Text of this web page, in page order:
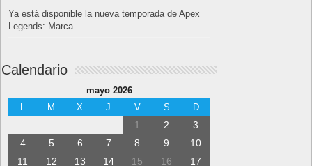
Ya está disponible la nueva temporada de Apex
Legends: Marca
Calendario
mayo 2026
L
M X J V S D
1 2
3
4
5 6 7 8 9
10
11
12 13 14 15 16
17